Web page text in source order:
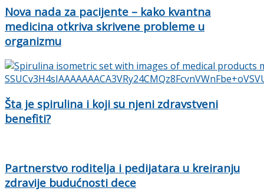
Nova nada za pacijente – kako kvantna
medicina otkriva skrivene probleme u
organizmu
Šta je spirulina i koji su njeni zdravstveni
benefiti?
Partnerstvo roditelja i pedijatara u kreiranju
zdravije budućnosti dece